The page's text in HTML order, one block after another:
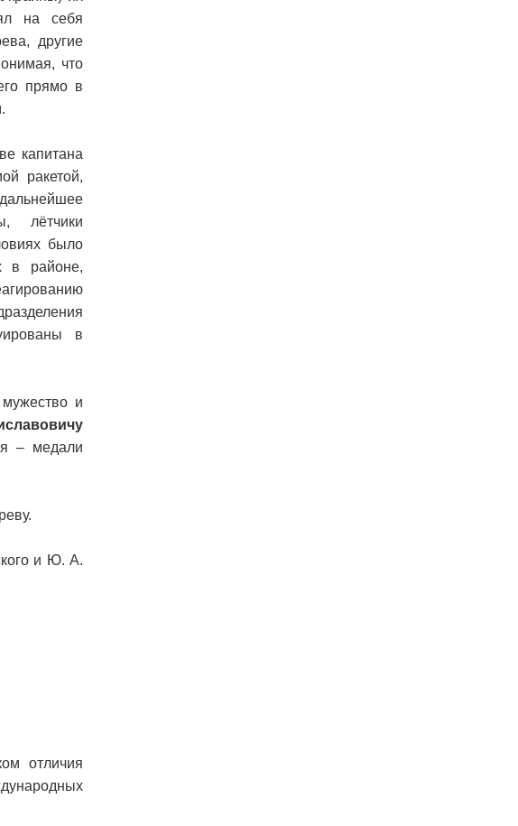
на себя
другие
что
прямо в
капитана
ракетой,
лётчики
было
в районе,
в
и
– медали
и Ю. А.
отличия